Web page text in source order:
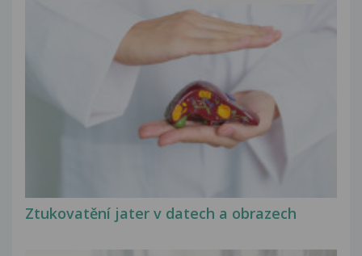
Ztukovatění jater v datech a obrazech